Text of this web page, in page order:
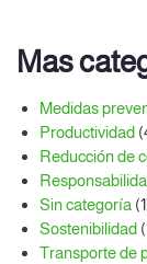
Mas
Medidas
Productividad
Reducción de
Sin categoría
Sostenibilidad
Transporte de